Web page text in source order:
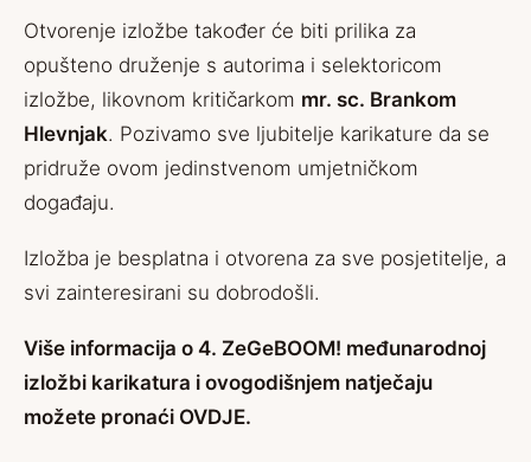
Otvorenje izložbe također će biti prilika za
opušteno druženje s autorima i selektoricom
izložbe, likovnom kritičarkom mr. sc. Brankom
Hlevnjak. Pozivamo sve ljubitelje karikature da se
pridruže ovom jedinstvenom umjetničkom
događaju.
Izložba je besplatna i otvorena za sve posjetitelje, a
svi zainteresirani su dobrodošli.
Više informacija o 4. ZeGeBOOM! međunarodnoj
izložbi karikatura i ovogodišnjem natječaju
možete pronaći OVDJE.